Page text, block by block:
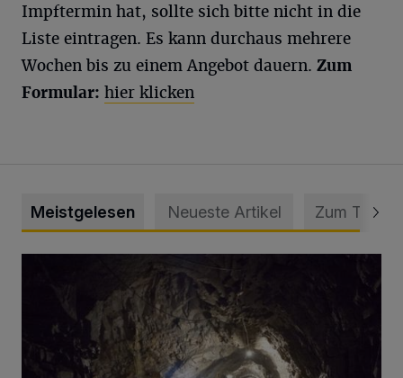
Impftermin hat, sollte sich bitte nicht in die
Liste eintragen. Es kann durchaus mehrere
Wochen bis zu einem Angebot dauern. Zum
Formular: hier klicken
Meistgelesen Neueste Artikel Zum Thema